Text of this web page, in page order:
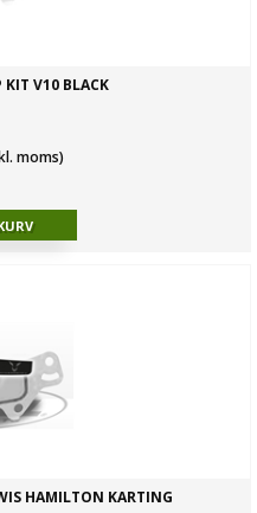
KIT V10 BLACK
moms)
HAMILTON KARTING